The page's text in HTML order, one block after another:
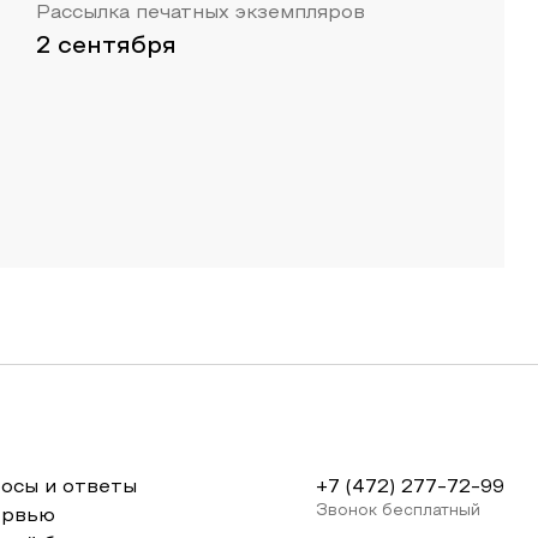
Рассылка печатных экземпляров
2 сентября
и ответы
+7 (472) 277-72-99
Звонок бесплатный